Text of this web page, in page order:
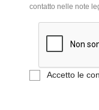
contatto nelle note
Accetto le